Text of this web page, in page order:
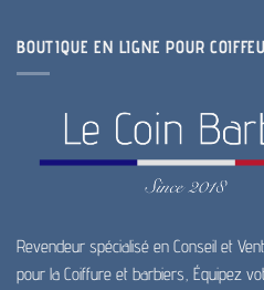
BOUTIQUE EN LIGNE POUR
Revendeur spécialisé en Conseil et
pour la Coiffure et barbiers, Équipez